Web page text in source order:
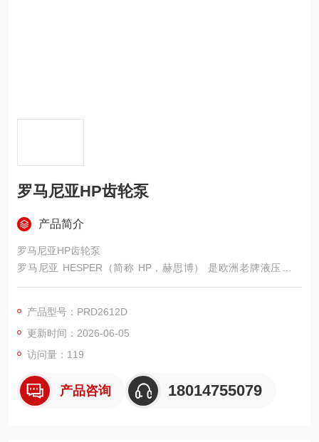
罗马尼亚HP齿轮泵
产品简介
罗马尼亚HP齿轮泵
罗马尼亚 HESPER（简称 HP，赫思博） 是欧洲老牌液压制造
商，1877 年成立，1974 年起专业生产液压元件，核心技术源自
高性价比、高压稳定、低温适配性好，常用来替代意大利 MARZ
OCCHI、CASAPPA 等品牌，在工程机械、农机、叉车、液压站
应用广泛。
产品型号：PRD2612D
更新时间：2026-06-05
访问量：119
产品咨询 18014755079